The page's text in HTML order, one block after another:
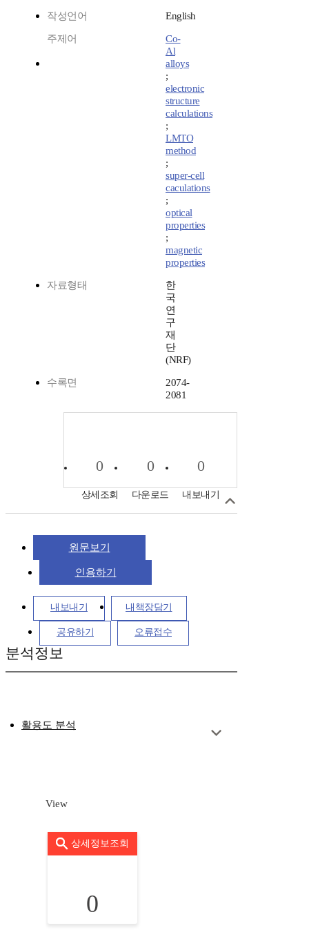
작성언어 English
주제어
Co-
Al
alloys
;
electronic
structure
calculations
;
LMTO
method
;
super-cell
caculations
;
optical
properties
;
magnetic
properties
자료형태
한
국
연
구
재
단
(NRF)
수록면
2074-
2081
0
상세조회
0
다운로드
0
내보내기
원문보기
인용하기
내보내기 내책장담기
공유하기 오류접수
분석정보
활용도 분석
View
상세정보조회
0